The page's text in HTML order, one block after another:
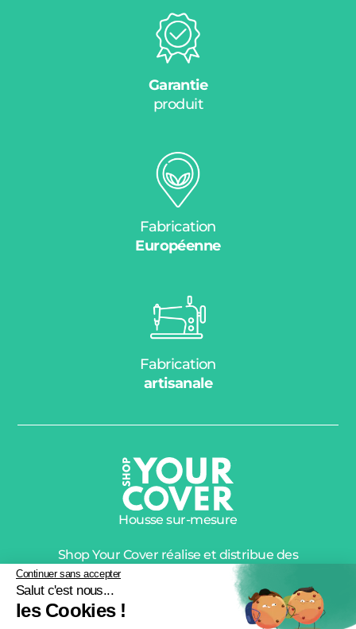
Garantie
produit
Fabrication
Européenne
Fabrication
artisanale
Housse sur-mesure
Shop Your Cover réalise et distribue des
housses de protection de qualité premium
depuis plus de 10 ans.
Création : Allovox
Continuer sans accepter
Salut c'est nous...
les Cookies !